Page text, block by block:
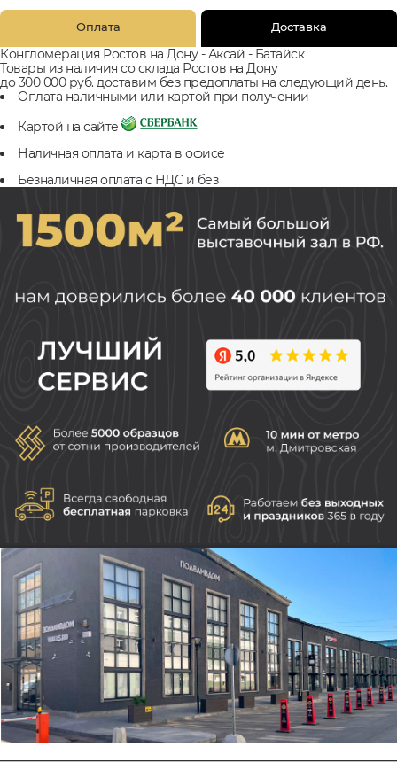
Оплата Доставка
Конгломерация Ростов на Дону - Аксай - Батайск
Товары из наличия со склада Ростов на Дону
до 300 000 руб. доставим без предоплаты на следующий день.
Оплата наличными или картой при получении
Картой на сайте
Наличная оплата и карта в офисе
Безналичная оплата с НДС и без